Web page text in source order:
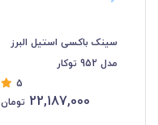
سینک باکسی استیل البرز
مدل 952 توکار
5
22,187,000 تومان